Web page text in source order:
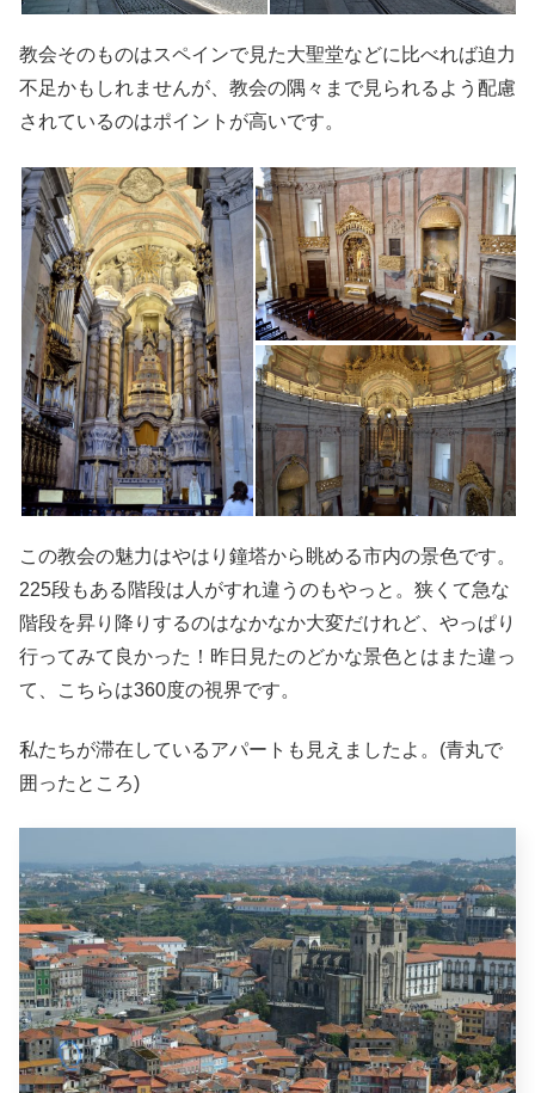
教会そのものはスペインで見た大聖堂などに比べれば迫力
不足かもしれませんが、教会の隅々まで見られるよう配慮
されているのはポイントが高いです。
この教会の魅力はやはり鐘塔から眺める市内の景色です。
225段もある階段は人がすれ違うのもやっと。狭くて急な
階段を昇り降りするのはなかなか大変だけれど、やっぱり
行ってみて良かった！昨日見たのどかな景色とはまた違っ
て、こちらは360度の視界です。
私たちが滞在しているアパートも見えましたよ。(青丸で
囲ったところ)